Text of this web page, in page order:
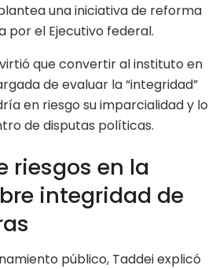
una iniciativa de reforma
por el Ejecutivo federal.
que convertir al instituto en
de evaluar la “integridad”
en riesgo su imparcialidad y lo
de disputas políticas.
riesgos en la
integridad de
público, Taddei explicó